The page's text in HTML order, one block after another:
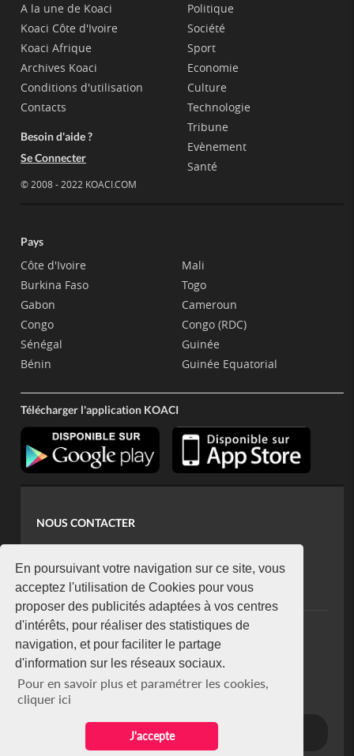
En poursuivant votre navigation sur ce site, vous
acceptez l'utilisation de Cookies pour vous
proposer des publicités adaptées à vos centres
d'intérêts, pour réaliser des statistiques de
navigation, et pour faciliter le partage
d'information sur les réseaux sociaux.
Pour en savoir plus et paramétrer les cookies,
cliquer ici
J'accepte
A la une de Koaci
Koaci Côte d'Ivoire
Koaci Afrique
Archives Koaci
Conditions d'utilisation
Contacts
Besoin d'aide ?
Se Connecter
© 2008 - 2022 KOACI.COM
Politique
Société
Sport
Economie
Culture
Technologie
Tribune
Evènement
Santé
Pays
Côte d'Ivoire
Burkina Faso
Gabon
Congo
Sénégal
Bénin
Mali
Togo
Cameroun
Congo (RDC)
Guinée
Guinée Equatorial
Télécharger l'application KOACI
NOUS CONTACTER
koaci@yahoo.fr
+225 07 08 85 52 93
NEWSLETTER
Restez connecté via notre newsletter
S'abonner
Se désabonner